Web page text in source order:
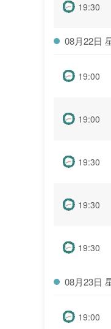
19:30
08月22日
19:00
19:00
19:30
19:30
19:30
08月23日
19:00